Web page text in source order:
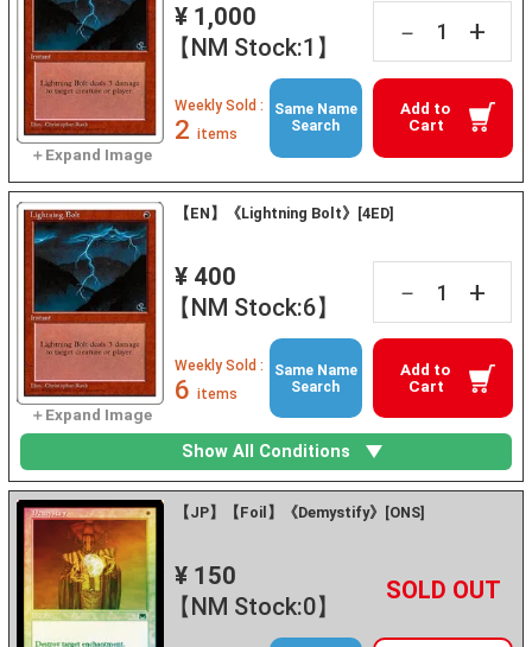
¥ 1,000
【NM Stock:1】
－ +
Add to
Cart
Weekly Sold :
2 items
Same Name
Search
【EN】《Lightning Bolt》[4ED]
¥ 400
【NM Stock:6】
－ +
Add to
Cart
Weekly Sold :
6 items
Same Name
Search
Show All Conditions
【JP】【Foil】《Demystify》[ONS]
¥ 150
【NM Stock:0】
－ +